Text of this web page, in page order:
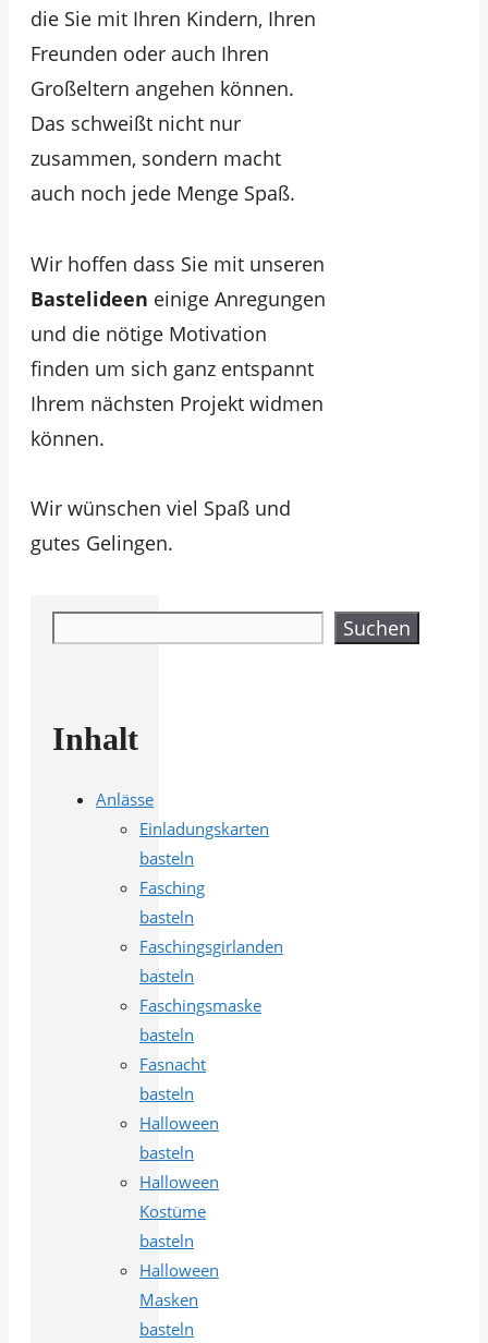
die Sie mit Ihren Kindern, Ihren
Freunden oder auch Ihren
Großeltern angehen können.
Das schweißt nicht nur
zusammen, sondern macht
auch noch jede Menge Spaß.
Wir hoffen dass Sie mit unseren
Bastelideen einige Anregungen
und die nötige Motivation
finden um sich ganz entspannt
Ihrem nächsten Projekt widmen
können.
Wir wünschen viel Spaß und
gutes Gelingen.
Suchen
Inhalt
Anlässe
Einladungskarten
basteln
Fasching
basteln
Faschingsgirlanden
basteln
Faschingsmaske
basteln
Fasnacht
basteln
Halloween
basteln
Halloween
Kostüme
basteln
Halloween
Masken
basteln